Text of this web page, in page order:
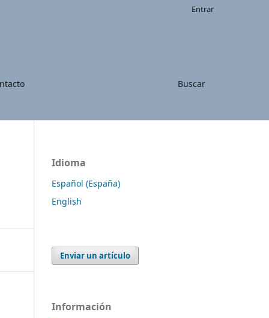
Buscar
Entrar
Idioma
Español (España)
English
Enviar un artículo
Información